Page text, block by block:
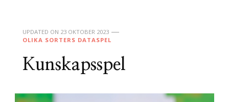
UPDATED ON 23 OKTOBER 2023
OLIKA SORTERS DATASPEL
Kunskapsspel